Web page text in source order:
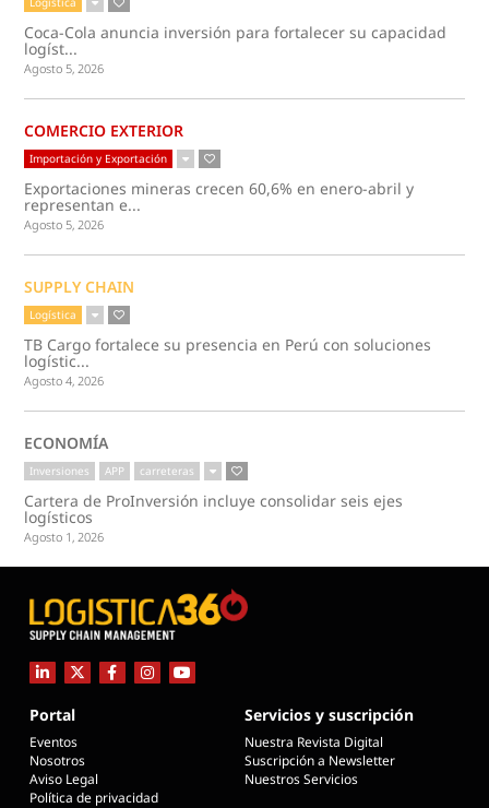
Coca-Cola anuncia inversión para fortalecer su capacidad
logíst...
Agosto 5, 2026
COMERCIO EXTERIOR
Importación y Exportación
Exportaciones mineras crecen 60,6% en enero-abril y
representan e...
Agosto 5, 2026
SUPPLY CHAIN
Logística
TB Cargo fortalece su presencia en Perú con soluciones
logístic...
Agosto 4, 2026
ECONOMÍA
Inversiones APP carreteras
Cartera de ProInversión incluye consolidar seis ejes
logísticos
Agosto 1, 2026
Portal
Eventos
Nosotros
Aviso Legal
Política de privacidad
Servicios y suscripción
Nuestra Revista Digital
Suscripción a Newsletter
Nuestros Servicios